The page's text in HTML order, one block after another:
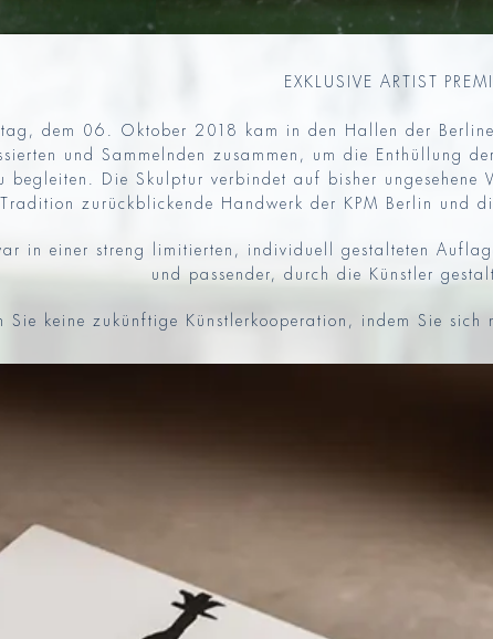
EXKLUSIVE ARTIST
dem 06. Oktober 2018 kam in den Hallen der
und Sammelnden zusammen, um die Enthüllung
begleiten. Die Skulptur verbindet auf bisher
Tradition zurückblickende Handwerk der KPM Berlin und
in einer streng limitierten, individuell gestalteten
und passender, durch die Künstler
Sie keine zukünftige Künstlerkooperation, indem Sie